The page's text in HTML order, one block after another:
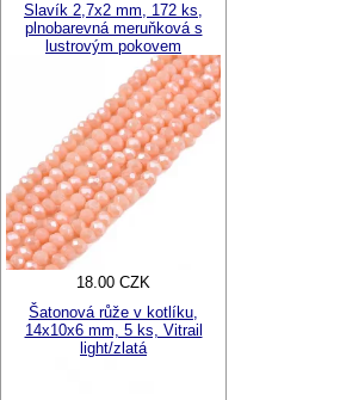
Slavík 2,7x2 mm, 172 ks,
plnobarevná meruňková s
lustrovým pokovem
18.00 CZK
Šatonová růže v kotlíku,
14x10x6 mm, 5 ks, Vitrail
light/zlatá